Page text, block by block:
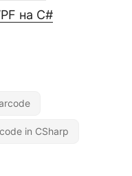
на C#
in CSharp